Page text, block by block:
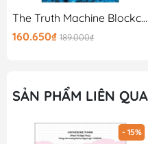
THÔNG TIN BỔ SUNG:
The Truth Machine Blockchain Và Tương Lai Của Tiền Tệ
160.650₫ 189.000₫
SẢN PHẨM LIÊN
- 15%